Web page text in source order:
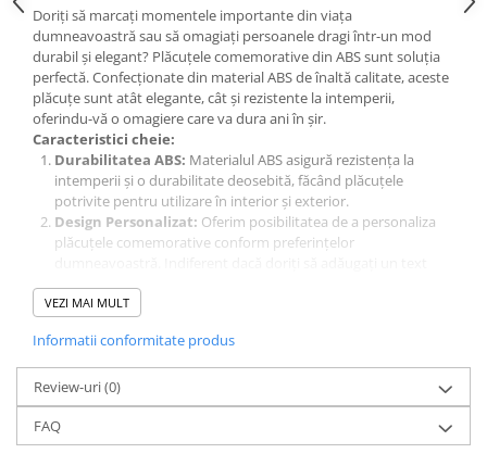
Doriți să marcați momentele importante din viața
dumneavoastră sau să omagiați persoanele dragi într-un mod
durabil și elegant? Plăcuțele comemorative din ABS sunt soluția
perfectă. Confecționate din material ABS de înaltă calitate, aceste
plăcuțe sunt atât elegante, cât și rezistente la intemperii,
oferindu-vă o omagiere care va dura ani în șir.
Caracteristici cheie:
Durabilitatea ABS: Materialul ABS asigură rezistența la
intemperii și o durabilitate deosebită, făcând plăcuțele
potrivite pentru utilizare în interior și exterior.
Design Personalizat: Oferim posibilitatea de a personaliza
plăcuțele comemorative conform preferințelor
emoționant, o imagine sau o combinație a ambelor, putem
crea o plăcuță unică pentru dumneavoastră.
pentru o gamă largă de aplicații, inclusiv comemorări
funerare, evenimente speciale, omagieri corporative și multe
altele.
Montaj Ușor:Cu opțiuni flexibile de montaj, inclusiv găuri
pre-forate sau adeziv puternic, plăcuțele noastre sunt ușor de
instalat în orice locație dorită.
VEZI MAI MULT
Informatii conformitate produs
Review-uri(0)
FAQ